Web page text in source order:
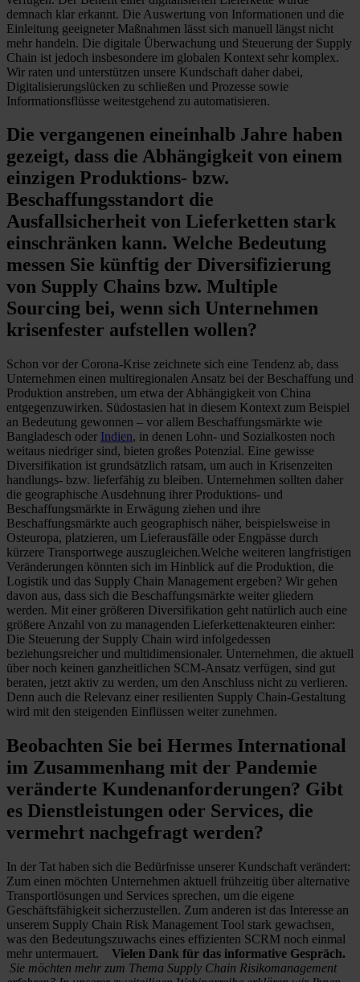
demnach klar erkannt. Die Auswertung von Informationen und die
Einleitung geeigneter Maßnahmen lässt sich manuell längst nicht
mehr handeln. Die digitale Überwachung und Steuerung der Supply
Chain ist jedoch insbesondere im globalen Kontext sehr komplex.
Wir raten und unterstützen unsere Kundschaft daher dabei,
Digitalisierungslücken zu schließen und Prozesse sowie
Informationsflüsse weitestgehend zu automatisieren.
Die vergangenen eineinhalb Jahre haben
gezeigt, dass die Abhängigkeit von einem
einzigen Produktions- bzw.
Beschaffungsstandort die
Ausfallsicherheit von Lieferketten stark
einschränken kann. Welche Bedeutung
messen Sie künftig der Diversifizierung
von Supply Chains bzw. Multiple
Sourcing bei, wenn sich Unternehmen
krisenfester aufstellen wollen?
Schon vor der Corona-Krise zeichnete sich eine Tendenz ab, dass
Unternehmen einen multiregionalen Ansatz bei der Beschaffung und
Produktion anstreben, um etwa der Abhängigkeit von China
entgegenzuwirken. Südostasien hat in diesem Kontext zum Beispiel
an Bedeutung gewonnen – vor allem Beschaffungsmärkte wie
Bangladesch oder Indien, in denen Lohn- und Sozialkosten noch
weitaus niedriger sind, bieten großes Potenzial. Eine gewisse
Diversifikation ist grundsätzlich ratsam, um auch in Krisenzeiten
handlungs- bzw. lieferfähig zu bleiben. Unternehmen sollten daher
die geographische Ausdehnung ihrer Produktions- und
Beschaffungsmärkte in Erwägung ziehen und ihre
Beschaffungsmärkte auch geographisch näher, beispielsweise in
Osteuropa, platzieren, um Lieferausfälle oder Engpässe durch
kürzere Transportwege auszugleichen.Welche weiteren langfristigen
Veränderungen könnten sich im Hinblick auf die Produktion, die
Logistik und das Supply Chain Management ergeben? Wir gehen
davon aus, dass sich die Beschaffungsmärkte weiter gliedern
werden. Mit einer größeren Diversifikation geht natürlich auch eine
größere Anzahl von zu managenden Lieferkettenakteuren einher:
Die Steuerung der Supply Chain wird infolgedessen
beziehungsreicher und multidimensionaler. Unternehmen, die aktuell
über noch keinen ganzheitlichen SCM-Ansatz verfügen, sind gut
beraten, jetzt aktiv zu werden, um den Anschluss nicht zu verlieren.
Denn auch die Relevanz einer resilienten Supply Chain-Gestaltung
wird mit den steigenden Einflüssen weiter zunehmen.
Beobachten Sie bei Hermes International
im Zusammenhang mit der Pandemie
veränderte Kundenanforderungen? Gibt
es Dienstleistungen oder Services, die
vermehrt nachgefragt werden?
In der Tat haben sich die Bedürfnisse unserer Kundschaft verändert:
Zum einen möchten Unternehmen aktuell frühzeitig über alternative
Transportlösungen und Services sprechen, um die eigene
Geschäftsfähigkeit sicherzustellen. Zum anderen ist das Interesse an
unserem Supply Chain Risk Management Tool stark gewachsen
was den Bedeutungszuwachs eines effizienten SCRM noch einmal
mehr untermauert.
Vielen Dank für das informative Gespräch.
Sie möchten mehr zum Thema Supply Chain Risikomanagement